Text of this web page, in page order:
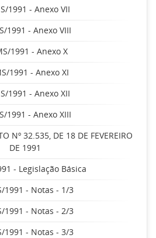
1991 - Anexo VII
1991 - Anexo VIII
1991 - Anexo X
1991 - Anexo XI
1991 - Anexo XII
1991 - Anexo XIII
Nº 32.535, DE 18 DE FEVEREIRO
DE 1991
- Legislação Básica
1991 - Notas - 1/3
1991 - Notas - 2/3
1991 - Notas - 3/3